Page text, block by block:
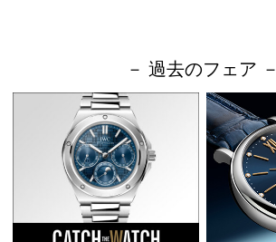
－ 過去のフェア －